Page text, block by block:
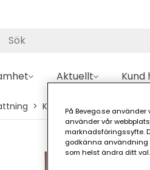
Aktuellt Kund
KopparPå Bevego.se
använder vår
marknadsföringssyfte.
godkänna användning
som helst ändra ditt